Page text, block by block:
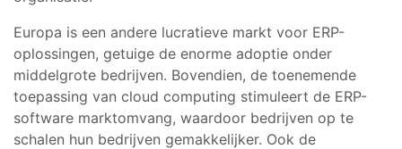
Europa is een andere lucratieve markt voor ERP-
oplossingen, getuige de enorme adoptie onder
middelgrote bedrijven. Bovendien, de toenemende
toepassing van cloud computing stimuleert de ERP-
software marktomvang, waardoor bedrijven op te
schalen hun bedrijven gemakkelijker. Ook de